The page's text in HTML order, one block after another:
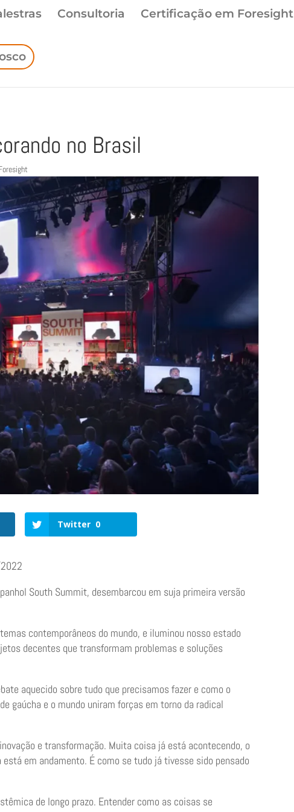
Consultoria Certificação em Foresight
no Brasil
Twitter 0
South Summit, desembarcou em suja primeira versão
contemporâneos do mundo, e iluminou nosso estado
decentes que transformam problemas e soluções
aquecido sobre tudo que precisamos fazer e como o
gaúcha e o mundo uniram forças em torno da radical
e transformação. Muita coisa já está acontecendo, o
em andamento. É como se tudo já tivesse sido pensado
de longo prazo. Entender como as coisas se